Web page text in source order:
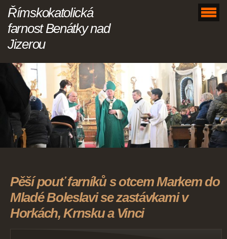
Římskokatolická
farnost Benátky nad
Jizerou
Pěší pouť farníků s otcem Markem do
Mladé Boleslavi se zastávkami v
Horkách, Krnsku a Vinci